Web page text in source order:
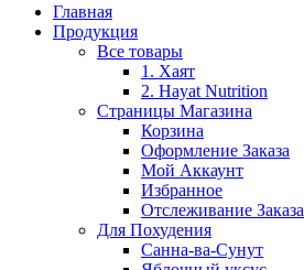
Главная
Продукция
Все товары
1. Хаят
2. Hayat Nutrition
Страницы Магазина
Корзина
Оформление Заказа
Мой Аккаунт
Избранное
Отслеживание Заказа
Для Похудения
Санна-ва-Сунут